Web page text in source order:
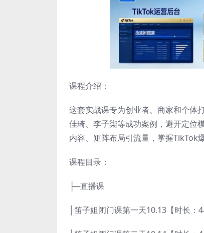
课程介绍：
这套实战课专为创业者、商家和个体
佳琦、李子柒等成功案例，避开定位
内容、矩阵布局引流量，掌握TikTok
课程目录：
├─直播课
│笛子姐闭门课第一天10.13【时长：